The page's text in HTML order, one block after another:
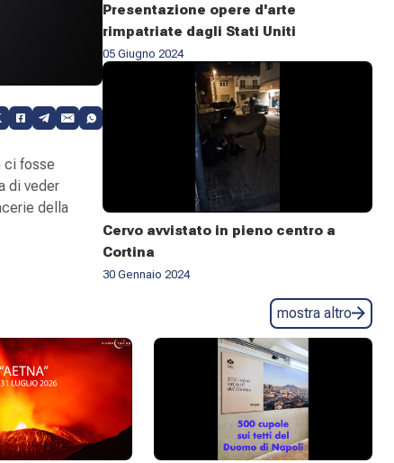
ci fosse
di veder
della
Presentazione opere d'arte
rimpatriate dagli Stati Uniti
05 Giugno 2024
Cervo avvistato in pieno centro a
Cortina
30 Gennaio 2024
mostra altro